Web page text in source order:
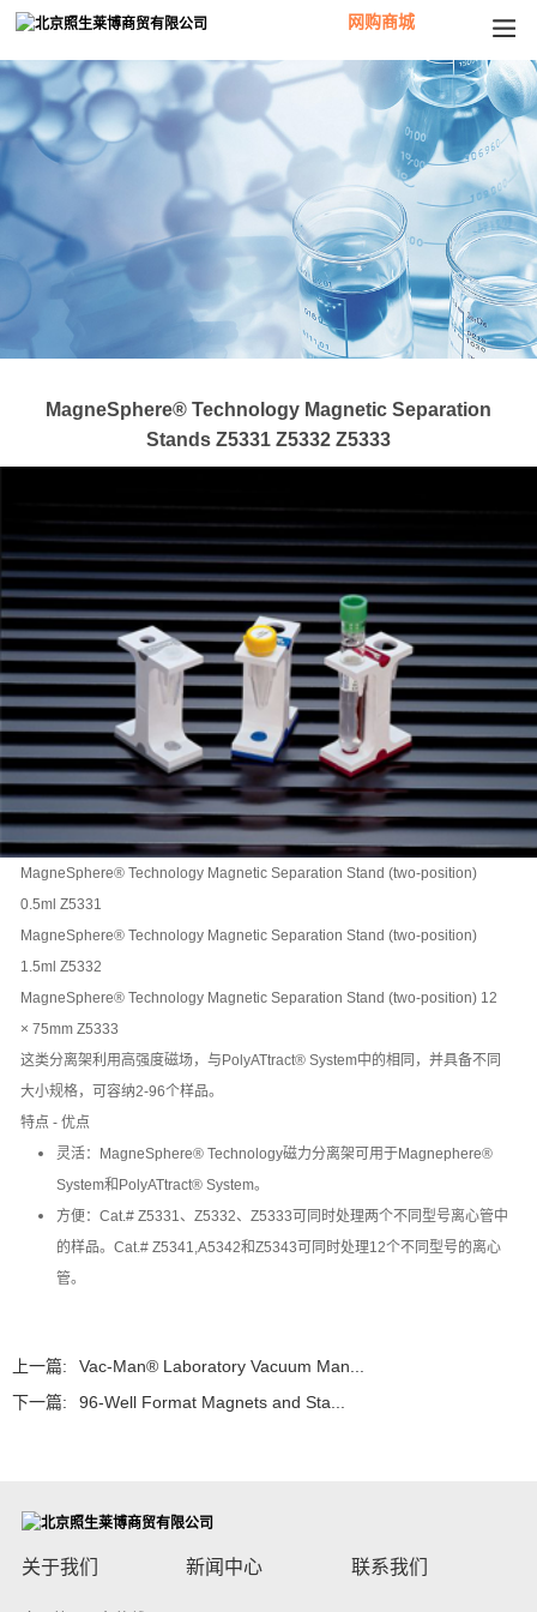
网购商城
MagneSphere® Technology Magnetic Separation
Stands Z5331 Z5332 Z5333
MagneSphere® Technology Magnetic Separation Stand (two-position)
0.5ml Z5331
MagneSphere® Technology Magnetic Separation Stand (two-position)
1.5ml Z5332
MagneSphere® Technology Magnetic Separation Stand (two-position) 12
× 75mm Z5333
这类分离架利用高强度磁场，与PolyATtract® System中的相同，并具备不同
大小规格，可容纳2-96个样品。
特点 - 优点
灵活：MagneSphere® Technology磁力分离架可用于Magnephere®
System和PolyATtract® System。
方便：Cat.# Z5331、Z5332、Z5333可同时处理两个不同型号离心管中
的样品。Cat.# Z5341,A5342和Z5343可同时处理12个不同型号的离心
管。
上一篇:
Vac-Man® Laboratory Vacuum Man...
下一篇:
96-Well Format Magnets and Sta...
关于我们 新闻中心 联系我们